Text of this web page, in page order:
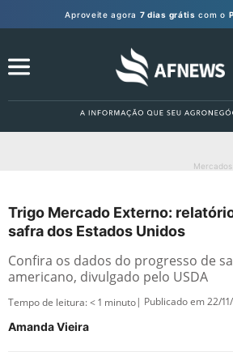
Aproveite agora 7 dias grátis com o
Mercados
Trigo Mercado Externo:
safra dos Estados Unidos
Confira os dados do progresso de
americano, divulgado pelo USDA
Tempo de leitura:< 1 minuto| Publicado em 22/
Amanda Vieira